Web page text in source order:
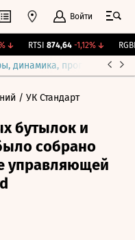
Войти
↓ RTSI 874,64 -1,12%↓ RGBI
динамика, прогнозы
/ УК Стандарт
бутылок и
собрано
управляющей